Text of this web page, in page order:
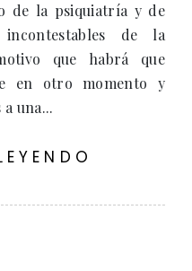
de la psiquiatría y de
de la
que habrá que
en otro momento y
una...